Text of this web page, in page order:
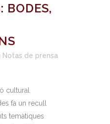
BODES,
Notas de prensa
cultural
fa un recull
temàtiques